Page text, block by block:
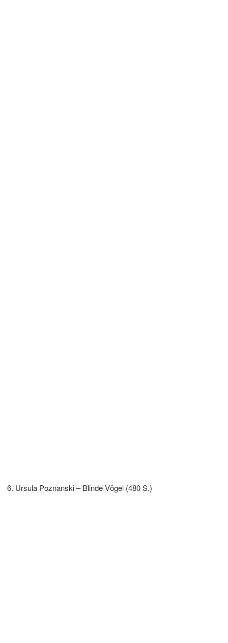
Ursula Poznanski – Blinde Vögel (480 S.)